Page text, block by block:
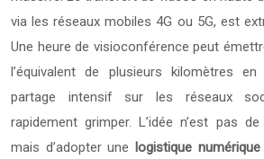
via les réseaux mobiles 4G ou 5G, est
Une heure de visioconférence peut
l’équivalent de plusieurs kilomètres
partage intensif sur les réseaux
rapidement grimper. L’idée n’est pas
mais d’adopter une logistique